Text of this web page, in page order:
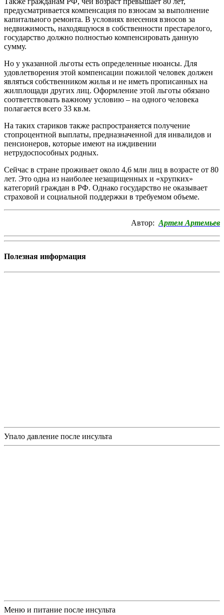
предусматривается компенсация по взносам за выполнение
капитального ремонта. В условиях внесения взносов за
недвижимость, находящуюся в собственности престарелого,
государство должно полностью компенсировать данную
сумму.
Но у указанной льготы есть определенные нюансы. Для
удовлетворения этой компенсации пожилой человек должен
являться собственником жилья и не иметь прописанных на
жилплощади других лиц. Оформление этой льготы обязано
соответствовать важному условию – на одного человека
полагается всего 33 кв.м.
На таких стариков также распространяется получение
стопроцентной выплаты, предназначенной для инвалидов и
пенсионеров, которые имеют на иждивении
нетрудоспособных родных.
Сейчас в стране проживает около 4,6 млн лиц в возрасте от 80
лет. Это одна из наиболее незащищенных и «хрупких»
категорий граждан в РФ. Однако государство не оказывает
страховой и социальной поддержки в требуемом объеме.
Автор: Артем Артемьев
Полезная информация
Упало давление после инсульта
Меню и питание после инсульта